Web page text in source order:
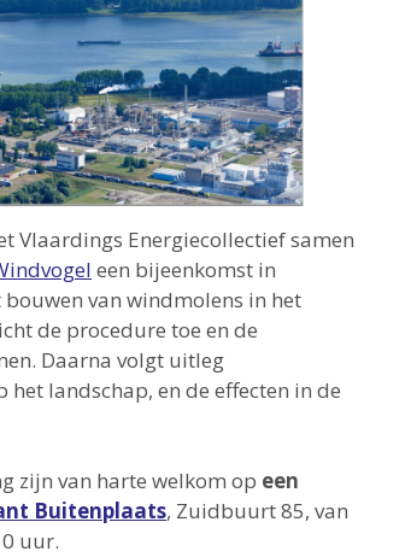
Vlaardings Energiecollectief samen
een bijeenkomst in
van windmolens in het
de procedure toe en de
Daarna volgt uitleg
landschap, en de effecten in de
zijn van harte welkom op een
Buitenplaats, Zuidbuurt 85, van
uur.